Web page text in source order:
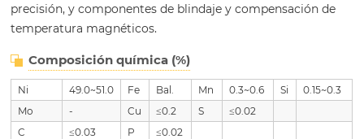
precisión, y componentes de blindaje y compensación de
temperatura magnéticos.
Composición química (%)
Ni 49.0~51.0 Fe Bal. Mn 0.3~0.6 Si
0.15~0.3
Mo
- Cu ≤0.2 S
≤0.02
C
≤0.03 P ≤0.02